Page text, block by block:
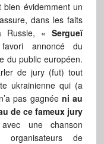
évidemment un
dans les faits
Russie, «Sergueï
annoncé du
du public européen.
de jury (fut) tout
ukrainienne qui (a
pas gagnéeni au
de ce fameux jury
une chanson
de